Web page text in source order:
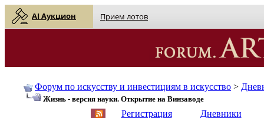
AI Аукцион Прием лотов
Форум по искусству и инвестициям в искусство >
Жизнь - версия науки. Открытие на Винзаводе
Регистрация Дневники